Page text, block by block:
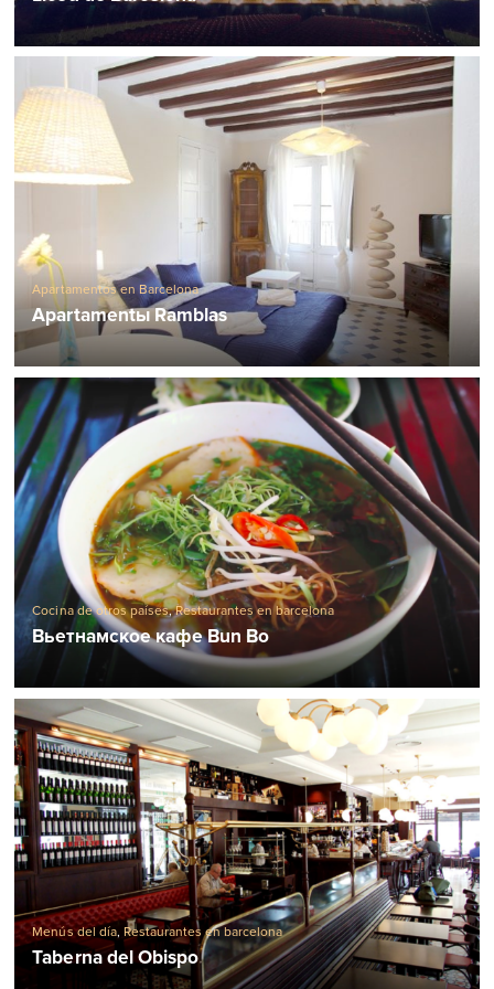
Apartamentos en Barcelona
Apartamentы Ramblas
Cocina de otros países,Restaurantes en barcelona
Вьетнамское кафе Bun Bo
Menús del día, Restaurantes en barcelona
Taberna del Obispo